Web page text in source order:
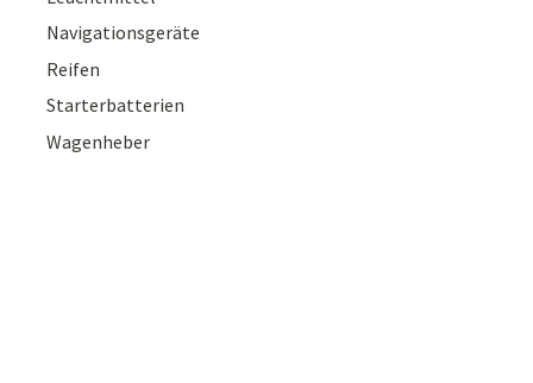
Navigationsgeräte
Reifen
Starterbatterien
Wagenheber